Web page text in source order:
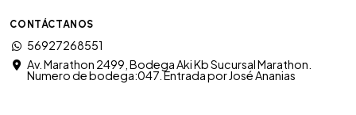
CONTÁCTANOS
56927268551
Av. Marathon 2499, Bodega Aki Kb Sucursal Marathon.
Numero de bodega:047. Entrada por José Ananias